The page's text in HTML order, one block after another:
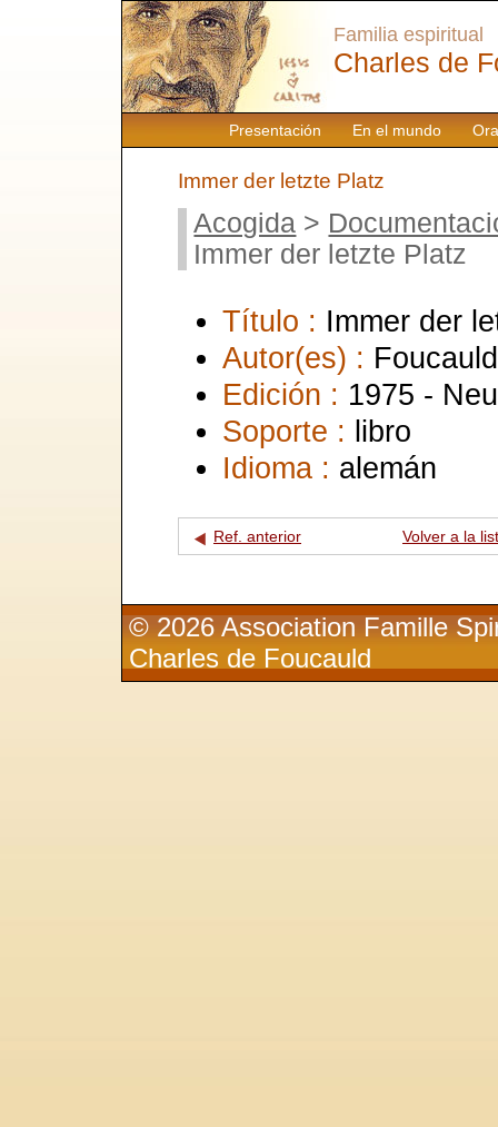
Presentación En el mundo
Familia espiritual
Charles de
Immer der letzte Platz
Acogida >
Immer der letzte Platz
Título : Immer der
Autor(es) :
Edición : 1975 -
Soporte : libro
Idioma : alemán
Ref. anterior Volver a la
© 2026 Association Famille
Charles de Foucauld